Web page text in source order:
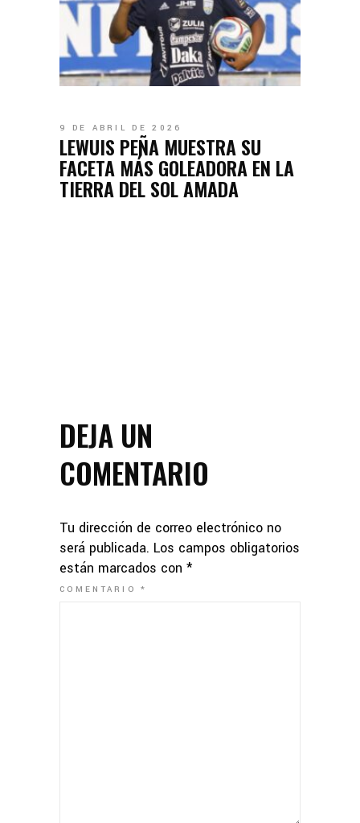
9 DE ABRIL DE 2026
LEWUIS PEÑA MUESTRA SU
FACETA MÁS GOLEADORA EN LA
TIERRA DEL SOL AMADA
DEJA UN
COMENTARIO
Tu dirección de correo electrónico no
será publicada. Los campos obligatorios
están marcados con *
COMENTARIO*